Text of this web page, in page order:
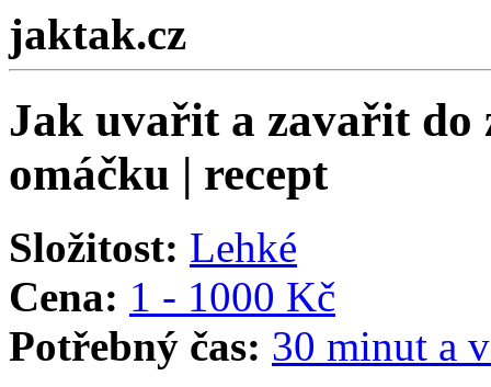
jaktak.cz
Jak uvařit a zavařit do
omáčku | recept
Složitost: Lehké
Cena: 1 - 1000 Kč
Potřebný čas: 30 minut a